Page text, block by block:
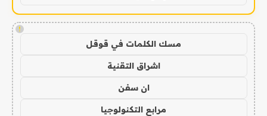
!
مسك الكلمات في قوقل
اشراق التقنية
ان سفن
مرابع التكنولوجيا